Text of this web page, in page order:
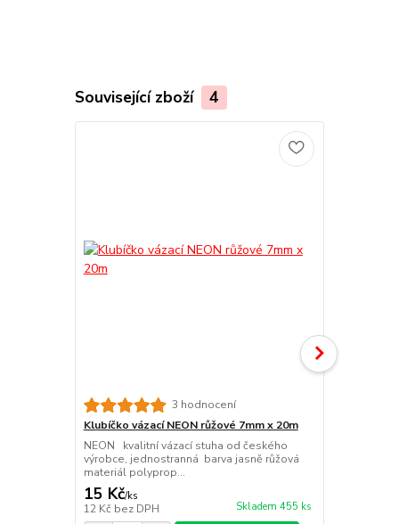
Související zboží 4
3 hodnocení
Klubíčko vázací NEON růžové 7mm x 20m
NEON kvalitní vázací stuha od českého
výrobce, jednostranná barva jasně růžová
materiál polyprop...
15 Kč/ks
12 Kč bez DPH Skladem 455 ks